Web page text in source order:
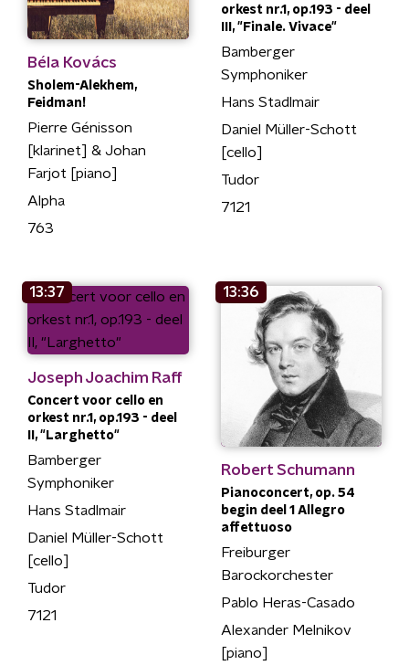
Béla Kovács
Sholem-Alekhem,
Feidman!
Pierre Génisson
[klarinet] & Johan
Farjot [piano]
Alpha
763
orkest nr.1, op.193 - deel
III, "Finale. Vivace"
Bamberger
Symphoniker
Hans Stadlmair
Daniel Müller-Schott
[cello]
Tudor
7121
13:37
Joseph Joachim Raff
Concert voor cello en
orkest nr.1, op.193 - deel
II, "Larghetto"
Bamberger
Symphoniker
Hans Stadlmair
Daniel Müller-Schott
[cello]
Tudor
7121
13:36
Robert Schumann
Pianoconcert, op. 54
begin deel 1 Allegro
affettuoso
Freiburger
Barockorchester
Pablo Heras-Casado
Alexander Melnikov
[piano]